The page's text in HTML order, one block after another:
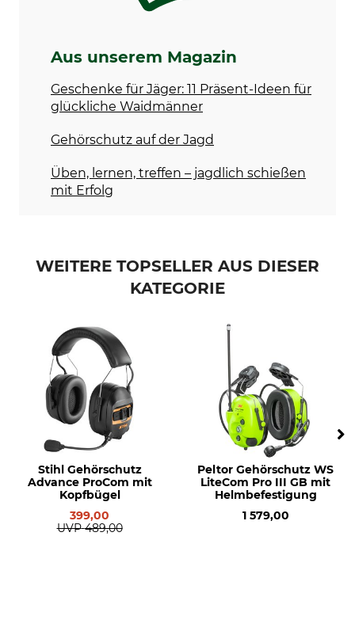
Aus unserem Magazin
Geschenke für Jäger: 11 Präsent-Ideen für
glückliche Waidmänner
Gehörschutz auf der Jagd
Üben, lernen, treffen – jagdlich schießen
mit Erfolg
WEITERE TOPSELLER AUS DIESER
KATEGORIE
Stihl Gehörschutz
Advance ProCom mit
Kopfbügel
399,00
UVP 489,00
Peltor Gehörschutz WS
LiteCom Pro III GB mit
Helmbefestigung
1 579,00